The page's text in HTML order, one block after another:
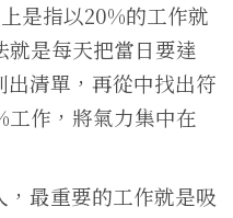
是指以20%的工作就
是每天把當日要達
清單，再從中找出符
作，將氣力集中在
最重要的工作就是吸